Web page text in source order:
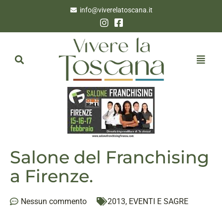
info@viverelatoscana.it
Salone del Franchising
a Firenze.
Nessun commento 2013, EVENTI E SAGRE